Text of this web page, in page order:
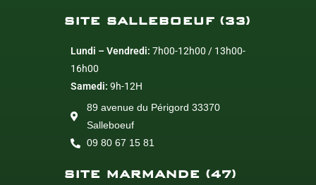
SITE SALLEBOEUF (33)
Lundi – Vendredi: 7h00-12h00 / 13h00-
16h00
Samedi: 9h-12H
89 avenue du Périgord 33370
Salleboeuf
09 80 67 15 81
SITE MARMANDE (47)